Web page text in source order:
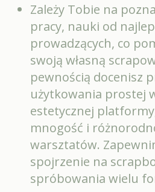
Zależy Tobie na
pracy, nauki od
prowadzących, co
swoją własną
pewnością docenisz
użytkowania prostej
estetycznej
mnogość i
warsztatów.
spojrzenie na
spróbowania wielu